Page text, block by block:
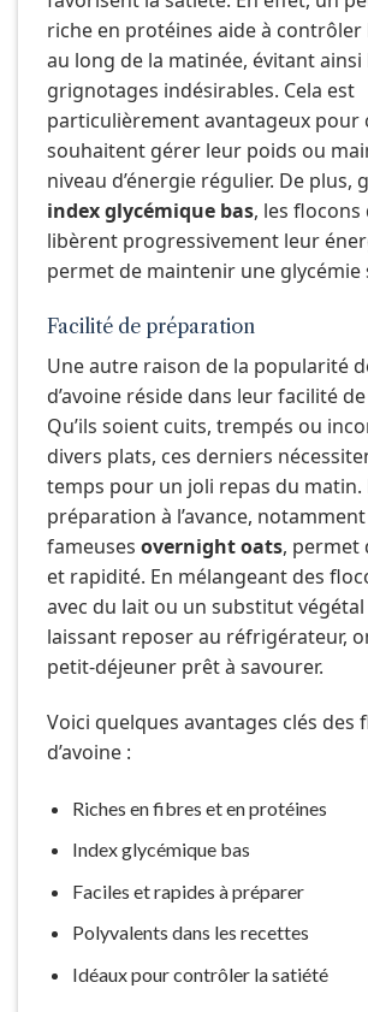
riche en protéines aide à contrôler
au long de la matinée, évitant ainsi
grignotages indésirables. Cela est
particulièrement avantageux pour
souhaitent gérer leur poids ou
niveau d’énergie régulier. De plus,
index glycémique bas, les flocons
libèrent progressivement leur
permet de maintenir une glycémie
Facilité de préparation
Une autre raison de la popularité
d’avoine réside dans leur facilité
Qu’ils soient cuits, trempés ou
divers plats, ces derniers
temps pour un joli repas du matin.
préparation à l’avance, notamment
fameuses overnight oats, permet
et rapidité. En mélangeant des
avec du lait ou un substitut végétal
laissant reposer au réfrigérateur,
petit-déjeuner prêt à savourer.
Voici quelques avantages clés des
d’avoine :
Riches en fibres et en protéines
Index glycémique bas
Faciles et rapides à préparer
Polyvalents dans les recettes
Idéaux pour contrôler la satiété